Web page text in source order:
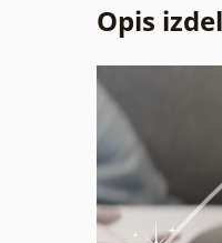
Opis